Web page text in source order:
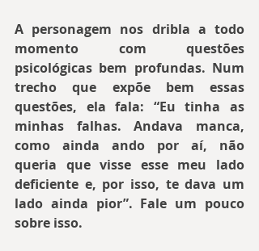
A personagem nos dribla a todo
momento com questões
psicológicas bem profundas. Num
trecho que expõe bem essas
questões, ela fala: “Eu tinha as
minhas falhas. Andava manca,
como ainda ando por aí, não
queria que visse esse meu lado
deficiente e, por isso, te dava um
lado ainda pior”. Fale um pouco
sobre isso.